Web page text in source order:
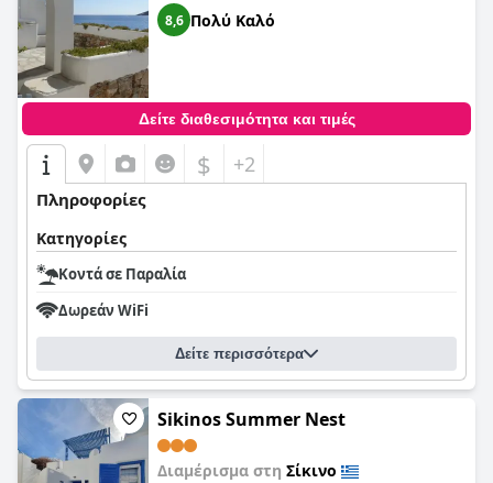
8,6 Πολύ Καλό
Δείτε διαθεσιμότητα και τιμές
$ +2
Πληροφορίες
Κατηγορίες
Κοντά σε Παραλία
Δωρεάν WiFi
Δείτε περισσότερα
Sikinos Summer Nest
Διαμέρισμα στη Σίκινο